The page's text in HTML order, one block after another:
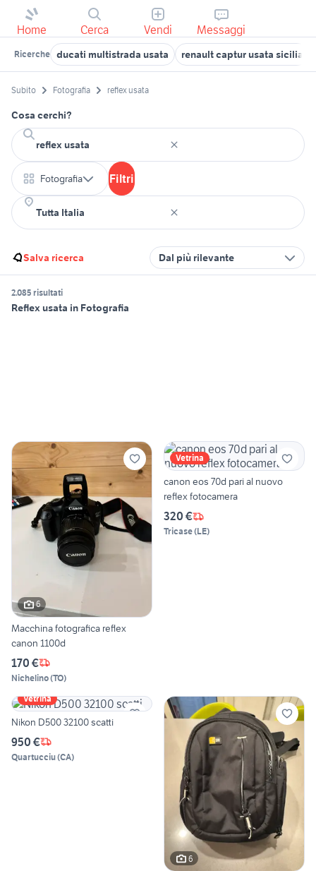
Home Cerca Vendi Messaggi
Ricerche ducati multistrada usata renault captur usata sicilia
Subito Fotografia reflex usata
Cosa cerchi?
Fotografia Filtri
Salva ricerca Dal più rilevante
2.085 risultati
Reflex usata in Fotografia
6
Macchina fotografica reflex
canon 1100d
170 €
Nichelino(TO)
Vetrina
canon eos 70d pari al nuovo
reflex fotocamera
320 €
Tricase(LE)
Vetrina
Nikon D500 32100 scatti
950 €
Quartucciu(CA)
6